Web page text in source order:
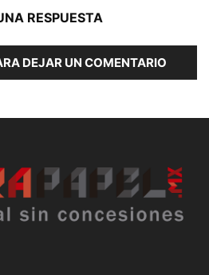
RESPUESTA
DEJAR UN COMENTARIO